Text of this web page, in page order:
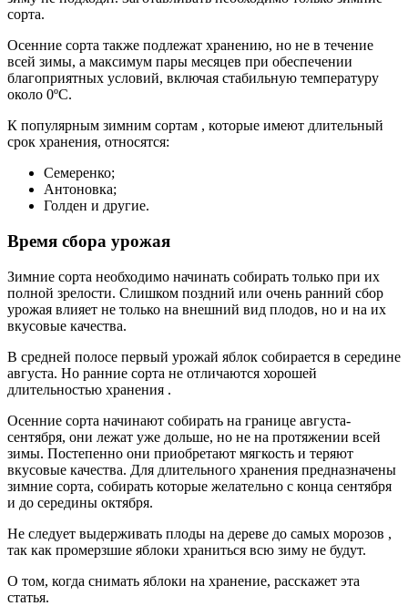
сорта.
Осенние сорта также подлежат хранению, но не в течение
всей зимы, а максимум пары месяцев при обеспечении
благоприятных условий, включая стабильную температуру
около 0ºС.
К популярным зимним сортам , которые имеют длительный
срок хранения, относятся:
Семеренко;
Антоновка;
Голден и другие.
Время сбора урожая
Зимние сорта необходимо начинать собирать только при их
полной зрелости. Слишком поздний или очень ранний сбор
урожая влияет не только на внешний вид плодов, но и на их
вкусовые качества.
В средней полосе первый урожай яблок собирается в середине
августа. Но ранние сорта не отличаются хорошей
длительностью хранения .
Осенние сорта начинают собирать на границе августа-
сентября, они лежат уже дольше, но не на протяжении всей
зимы. Постепенно они приобретают мягкость и теряют
вкусовые качества. Для длительного хранения предназначены
зимние сорта, собирать которые желательно с конца сентября
и до середины октября.
Не следует выдерживать плоды на дереве до самых морозов ,
так как промерзшие яблоки храниться всю зиму не будут.
О том, когда снимать яблоки на хранение, расскажет эта
статья.